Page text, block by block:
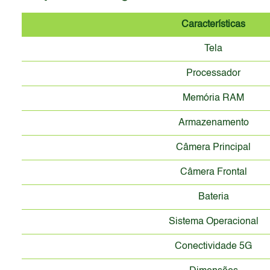
Características
Tela
Processador
Memória RAM
Armazenamento
Câmera Principal
Câmera Frontal
Bateria
Sistema Operacional
Conectividade 5G